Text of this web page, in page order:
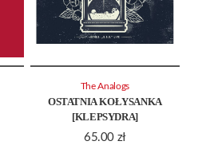
OSTATNIA KOŁYSANKA
[KLEPSYDRA]
65.00 zł
The Analogs